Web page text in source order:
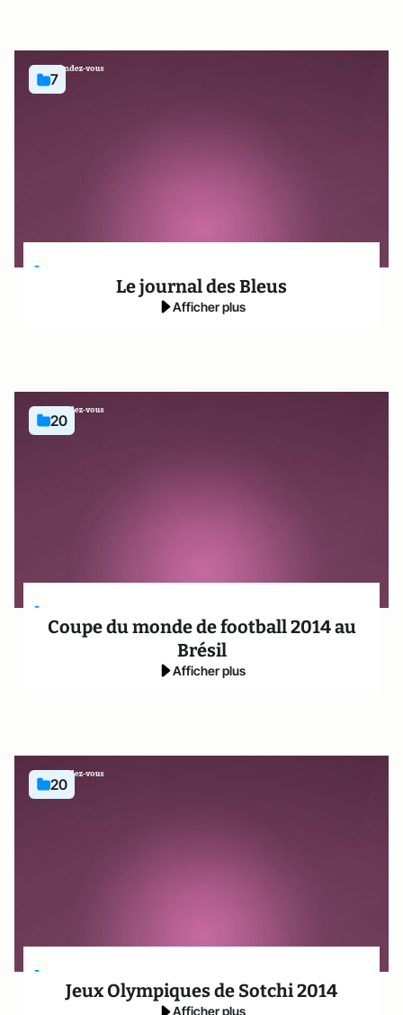
7
-
Le journal des Bleus
Afficher plus
20
-
Coupe du monde de football 2014 au
Brésil
Afficher plus
20
-
Jeux Olympiques de Sotchi 2014
Afficher plus